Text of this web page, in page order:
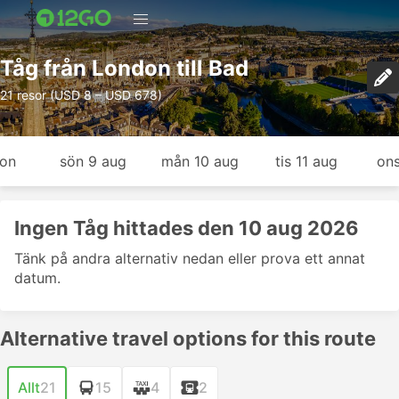
Tåg från London till Bad
21 resor (USD 8 – USD 678)
sön 9 aug mån 10 aug tis 11 aug
Ingen Tåg hittades den 10 aug 2026
Tänk på andra alternativ nedan eller prova ett annat
datum.
Alternative travel options for this route
Allt21 15 4 2